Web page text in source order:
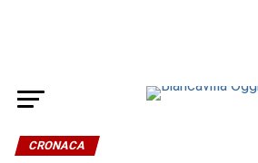
CRONACA